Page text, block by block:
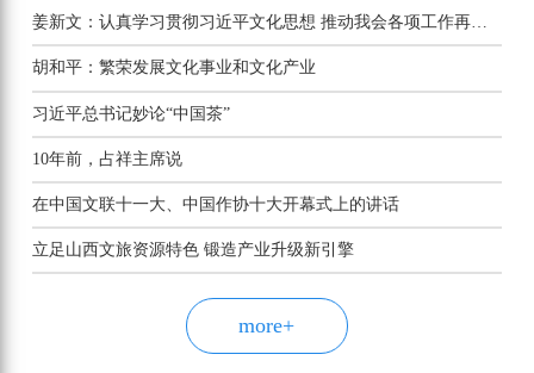
姜新文：认真学习贯彻习近平文化思想 推动我会各项工作再上新台阶
胡和平：繁荣发展文化事业和文化产业
习近平总书记妙论“中国茶”
10年前，占祥主席说
在中国文联十一大、中国作协十大开幕式上的讲话
立足山西文旅资源特色 锻造产业升级新引擎
more+